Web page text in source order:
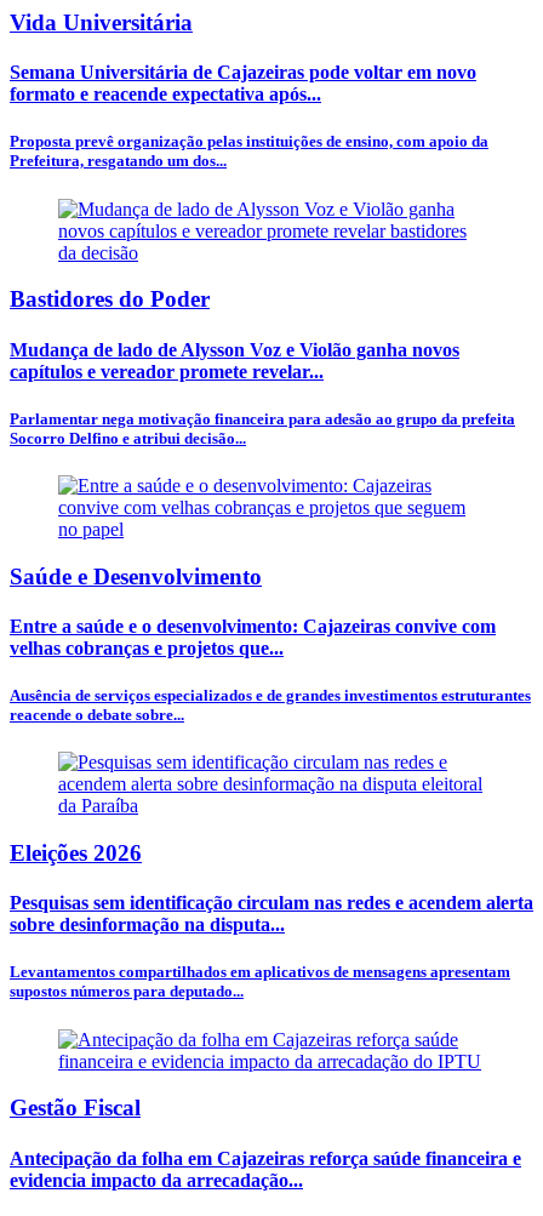
Vida Universitária
Semana Universitária de Cajazeiras pode voltar em novo
formato e reacende expectativa após...
Proposta prevê organização pelas instituições de ensino, com apoio da
Prefeitura, resgatando um dos...
Bastidores do Poder
Mudança de lado de Alysson Voz e Violão ganha novos
capítulos e vereador promete revelar...
Parlamentar nega motivação financeira para adesão ao grupo da prefeita
Socorro Delfino e atribui decisão...
Saúde e Desenvolvimento
Entre a saúde e o desenvolvimento: Cajazeiras convive com
velhas cobranças e projetos que...
Ausência de serviços especializados e de grandes investimentos estruturantes
reacende o debate sobre...
Eleições 2026
Pesquisas sem identificação circulam nas redes e acendem alerta
sobre desinformação na disputa...
Levantamentos compartilhados em aplicativos de mensagens apresentam
supostos números para deputado...
Gestão Fiscal
Antecipação da folha em Cajazeiras reforça saúde financeira e
evidencia impacto da arrecadação...